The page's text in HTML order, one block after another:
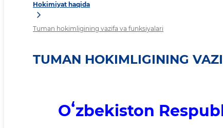
Hokimiyat haqida
Tuman hokimligining vazifa va funksiyalari
TUMAN HOKIMLIGINING
Oʻzbekiston